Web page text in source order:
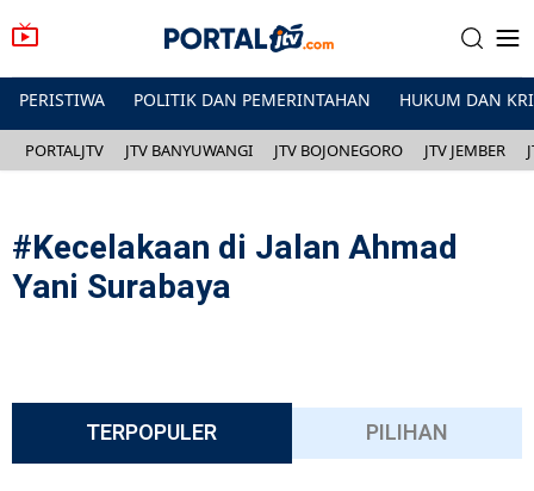
PERISTIWA POLITIK DAN PEMERINTAHAN HUKUM DAN
PORTALJTV JTV BANYUWANGI JTV BOJONEGORO JTV JEMBER
#Kecelakaan di Jalan Ahmad
Yani Surabaya
TERPOPULER PILIHAN